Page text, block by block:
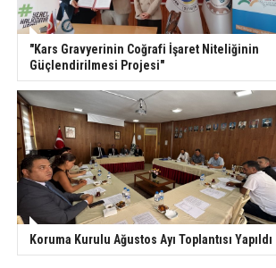
"Kars Gravyerinin Coğrafi İşaret Niteliğinin
Güçlendirilmesi Projesi"
Koruma Kurulu Ağustos Ayı Toplantısı Yapıldı